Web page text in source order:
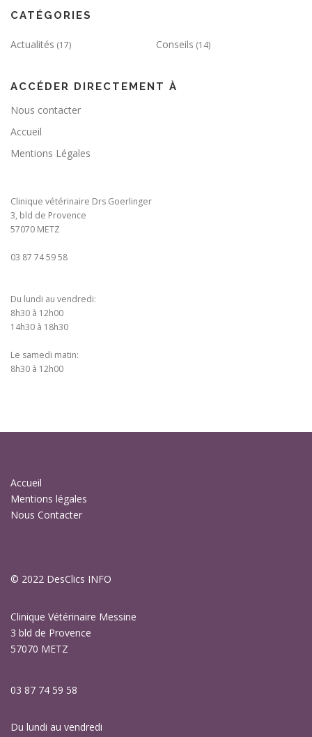
CATÉGORIES
Actualités (17) Conseils (14)
ACCÉDER DIRECTEMENT À
Nous contacter
Accueil
Mentions Légales
Clinique vétérinaire Drs Goerlinger
3, bld de Provence
57070 METZ
03 87 74 59 58
Du lundi au vendredi:
8h30 à 12h00
14h30 à 18h30
Le samedi matin:
8h30 à 12h00
Accueil
Mentions légales
Nous Contacter
© 2022 DesClics INFO
Clinique Vétérinaire Messine
3 bld de Provence
57070 METZ
03 87 74 59 58
Du lundi au vendredi